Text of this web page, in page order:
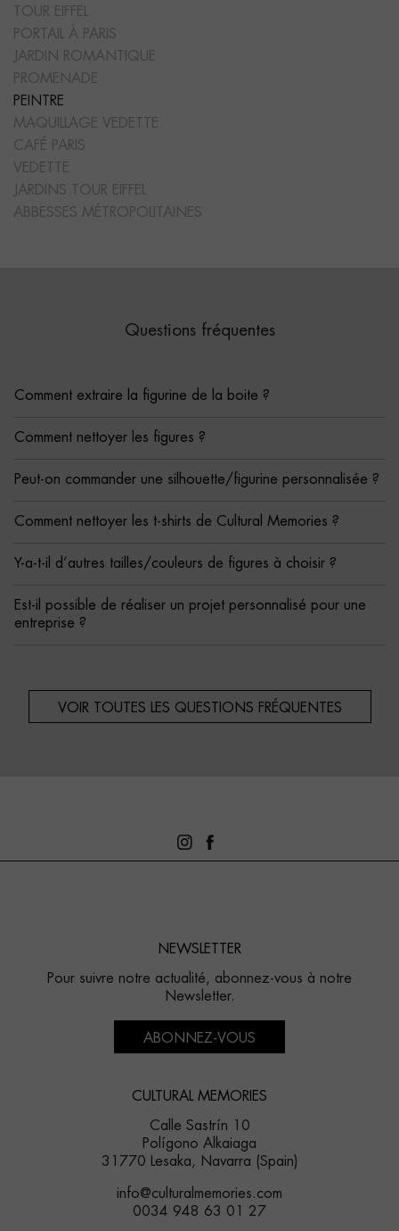
TOUR EIFFEL
PORTAIL À PARIS
JARDIN ROMANTIQUE
PROMENADE
PEINTRE
MAQUILLAGE VEDETTE
CAFÉ PARIS
VEDETTE
JARDINS TOUR EIFFEL
ABBESSES MÉTROPOLITAINES
Questions fréquentes
Comment extraire la figurine de la boite ?
Comment nettoyer les figures ?
Peut-on commander une silhouette/figurine personnalisée ?
Comment nettoyer les t-shirts de Cultural Memories ?
Y-a-t-il d’autres tailles/couleurs de figures à choisir ?
Est-il possible de réaliser un projet personnalisé pour une
entreprise ?
VOIR TOUTES LES QUESTIONS FRÉQUENTES
NEWSLETTER
Pour suivre notre actualité, abonnez-vous à notre
Newsletter.
ABONNEZ-VOUS
CULTURAL MEMORIES
Calle Sastrín 10
Polígono Alkaiaga
31770 Lesaka, Navarra (Spain)
info@culturalmemories.com
0034 948 63 01 27